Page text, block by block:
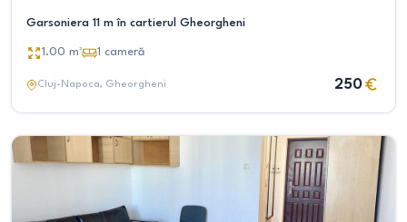
Garsoniera 11 m în cartierul Gheorgheni
1.00 m² 1 cameră
Cluj-Napoca, Gheorgheni 250